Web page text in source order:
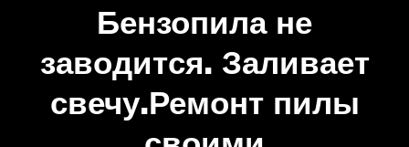
Бензопила не
заводится. Заливает
свечу.Ремонт пилы